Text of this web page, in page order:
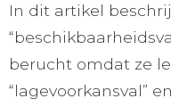
In dit artikel
berucht omdat ze
“lagevoorkansval”